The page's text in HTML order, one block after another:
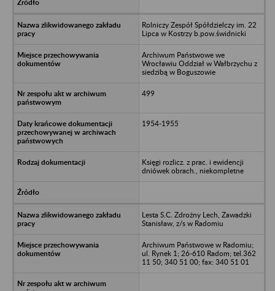
Rolniczy Zespół Spółdzielczy im. 22
Lipca w Kostrzy b.pow.świdnicki
Archiwum Państwowe we
Wrocławiu Oddział w Wałbrzychu z
siedzibą w Boguszowie
499
1954-1955
Księgi rozlicz. z prac. i ewidencji
dniówek obrach., niekompletne
Lesta S.C. Zdrożny Lech, Zawadzki
Stanisław, z/s w Radomiu
Archiwum Państwowe w Radomiu;
ul. Rynek 1; 26-610 Radom; tel.362
11 50; 340 51 00; fax: 340 51 01